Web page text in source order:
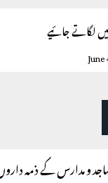
لگاتے جائیے
June
و مدارس کے ذمہ